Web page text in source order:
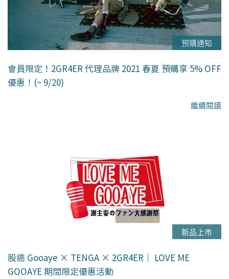
預購通知
會員限定！2GR4ER 代理品牌 2021 春夏 預購享 5% OFF
優惠！(~ 9/20)
繼續閱讀
新品上市
股癌 Gooaye × TENGA × 2GR4ER｜ LOVE ME
GOOAYE 期間限定優惠活動